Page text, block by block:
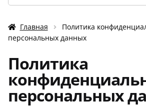
УСЛОВИЯ АРЕНДЫ
АКЦИИ
КОНТАКТЫ
Главная
Политика
персональных данных
Политика
персональных